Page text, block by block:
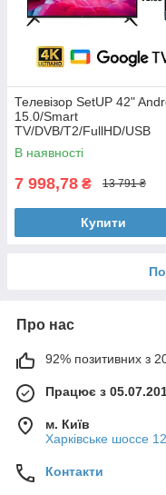
Телевізор SetUP 42"
15.0/Smart
TV/DVB/T2/FullHD/USB
блютуз пульт
В наявності
7 998,78 ₴ 13 791 ₴
Купити
Про нас
92% позитивних з
Працює з
м. Київ
Харківське шоссе
Контакти